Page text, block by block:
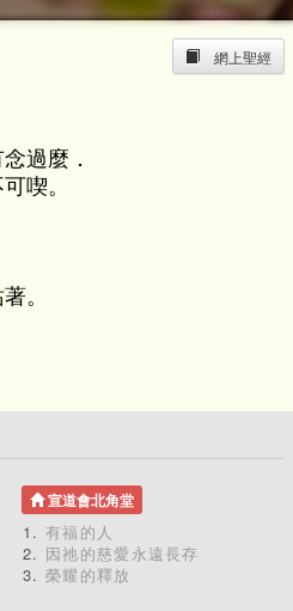
網上聖經
過麼．
喫。
。
宣道會北角堂
有福的人
因祂的慈愛永遠長存
榮耀的釋放